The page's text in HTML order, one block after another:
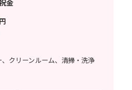
円
クリーンルーム、清掃・洗浄